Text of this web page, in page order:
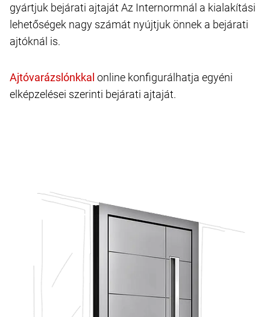
gyártjuk bejárati ajtaját Az Internormnál a kialakítási
lehetőségek nagy számát nyújtjuk önnek a bejárati
ajtóknál is.
online konfigurálhatja egyéni
elképzelései szerinti bejárati ajtaját.